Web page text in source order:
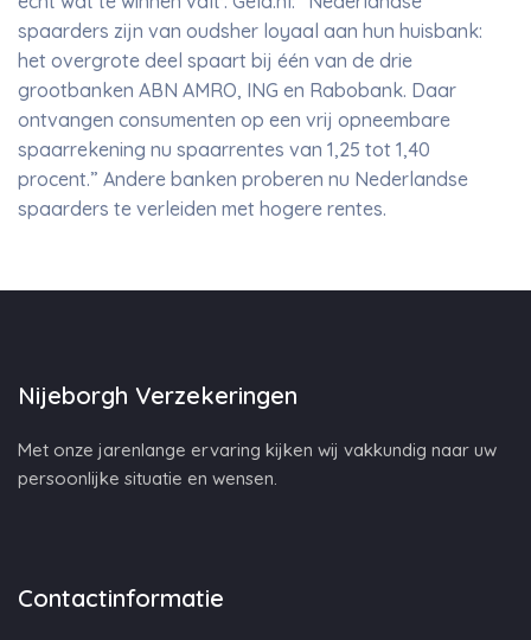
spaarders zijn van oudsher loyaal aan hun huisbank:
het overgrote deel spaart bij één van de drie
grootbanken ABN AMRO, ING en Rabobank. Daar
ontvangen consumenten op een vrij opneembare
spaarrekening nu spaarrentes van 1,25 tot 1,40
procent.” Andere banken proberen nu Nederlandse
spaarders te verleiden met hogere rentes.
Nijeborgh Verzekeringen
Met onze jarenlange ervaring kijken wij vakkundig naar uw
persoonlijke situatie en wensen.
Contactinformatie